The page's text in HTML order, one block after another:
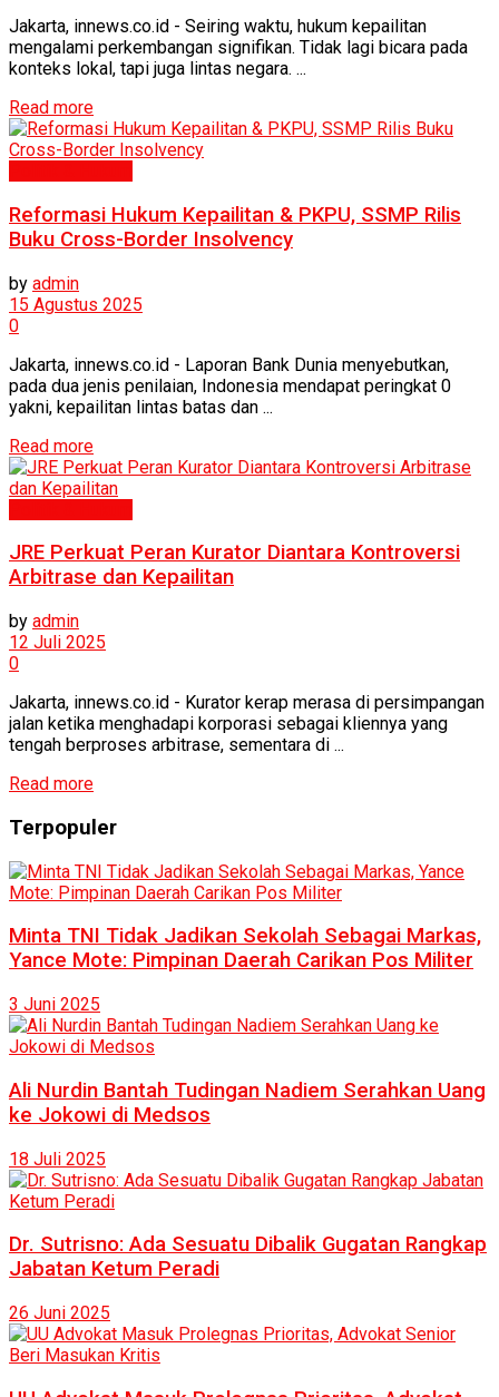
Jakarta, innews.co.id - Seiring waktu, hukum kepailitan
mengalami perkembangan signifikan. Tidak lagi bicara pada
konteks lokal, tapi juga lintas negara. ...
Read more
Reformasi Hukum Kepailitan & PKPU, SSMP Rilis
Buku Cross-Border Insolvency
by admin
15 Agustus 2025
0
Jakarta, innews.co.id - Laporan Bank Dunia menyebutkan,
pada dua jenis penilaian, Indonesia mendapat peringkat 0
yakni, kepailitan lintas batas dan ...
Read more
JRE Perkuat Peran Kurator Diantara Kontroversi
Arbitrase dan Kepailitan
by admin
12 Juli 2025
0
Jakarta, innews.co.id - Kurator kerap merasa di persimpangan
jalan ketika menghadapi korporasi sebagai kliennya yang
tengah berproses arbitrase, sementara di ...
Read more
Terpopuler
Minta TNI Tidak Jadikan Sekolah Sebagai Markas,
Yance Mote: Pimpinan Daerah Carikan Pos Militer
3 Juni 2025
Ali Nurdin Bantah Tudingan Nadiem Serahkan Uang
ke Jokowi di Medsos
18 Juli 2025
Dr. Sutrisno: Ada Sesuatu Dibalik Gugatan Rangkap
Jabatan Ketum Peradi
26 Juni 2025